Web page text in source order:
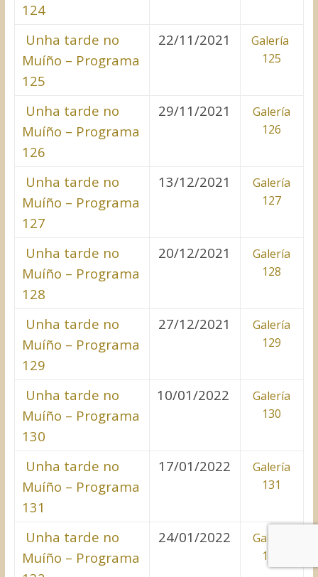
124
Unha tarde no
Muíño – Programa
125
22/11/2021
Galería
125
Unha tarde no
Muíño – Programa
126
29/11/2021
Galería
126
Unha tarde no
Muíño – Programa
127
13/12/2021
Galería
127
Unha tarde no
Muíño – Programa
128
20/12/2021
Galería
128
Unha tarde no
Muíño – Programa
129
27/12/2021
Galería
129
Unha tarde no
Muíño – Programa
130
10/01/2022
Galería
130
Unha tarde no
Muíño – Programa
131
17/01/2022
Galería
131
Unha tarde no
Muíño – Programa
24/01/2022
Galería
132